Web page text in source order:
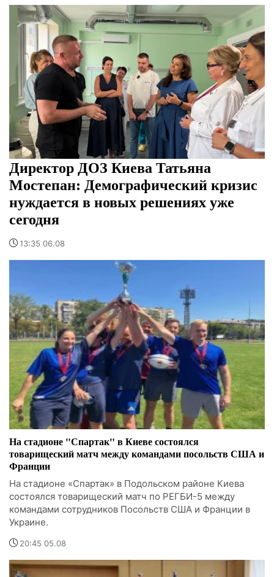
Директор ДОЗ Киева Татьяна
Мостепан: Демографический кризис
нуждается в новых решениях уже
сегодня
13:35 06.08
На стадионе "Спартак" в Киеве состоялся
товарищеский матч между командами посольств США и
Франции
На стадионе «Спартак» в Подольском районе Киева
состоялся товарищеский матч по РЕГБИ-5 между
командами сотрудников Посольств США и Франции в
Украине.
20:45 05.08